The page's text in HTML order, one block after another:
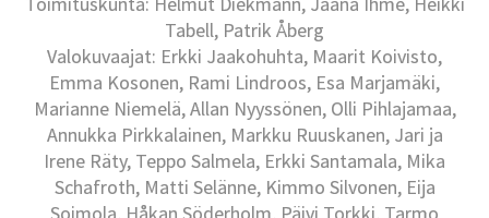
Tabell, Patrik Åberg
Valokuvaajat: Erkki Jaakohuhta, Maarit Koivisto,
Emma Kosonen, Rami Lindroos, Esa Marjamäki,
Marianne Niemelä, Allan Nyyssönen, Olli Pihlajamaa,
Annukka Pirkkalainen, Markku Ruuskanen, Jari ja
Irene Räty, Teppo Salmela, Erkki Santamala, Mika
Schafroth, Matti Selänne, Kimmo Silvonen, Eija